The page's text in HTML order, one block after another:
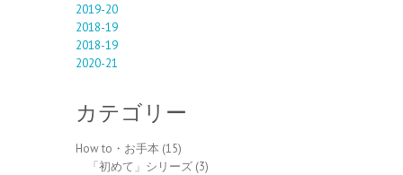
2019-20
2018-19
2018-19
2020-21
カテゴリー
How to・お手本 (15)
「初めて」シリーズ (3)